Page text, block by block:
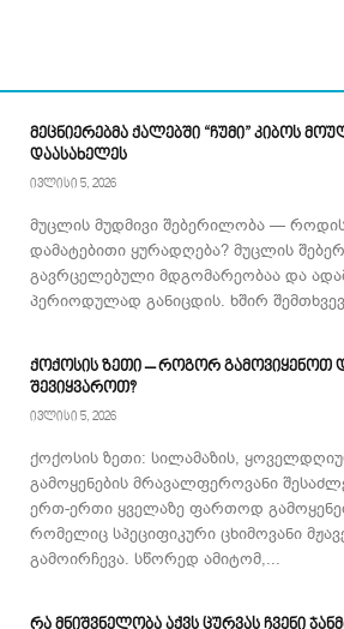
მეცნიერებმა ქალებში “ჩუმი” კიბოს
დაასახელეს
ივლისი 5, 2026
მუცლის მუდმივი შებერილობა —
დამატებითი ყურადღება? მუცლის
გავრცელებული მდგომარეობაა და
პერიოდულად განიცდის. ხშირ
ქოქოსის ზეთი – როგორ გამოვიყენოთ
შევიყვაროთ?
ივლისი 5, 2026
ქოქოსის ზეთი: სილამაზის,
გამოყენების მრავალფეროვანი
ერთ-ერთი ყველაზე ფართოდ
რომელიც სპეციფიკური ცხიმოვანი
გამოირჩევა. სწორედ ამიტომ,...